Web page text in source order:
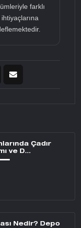
farklı
Çadır
ve D...
Nedir? Depo